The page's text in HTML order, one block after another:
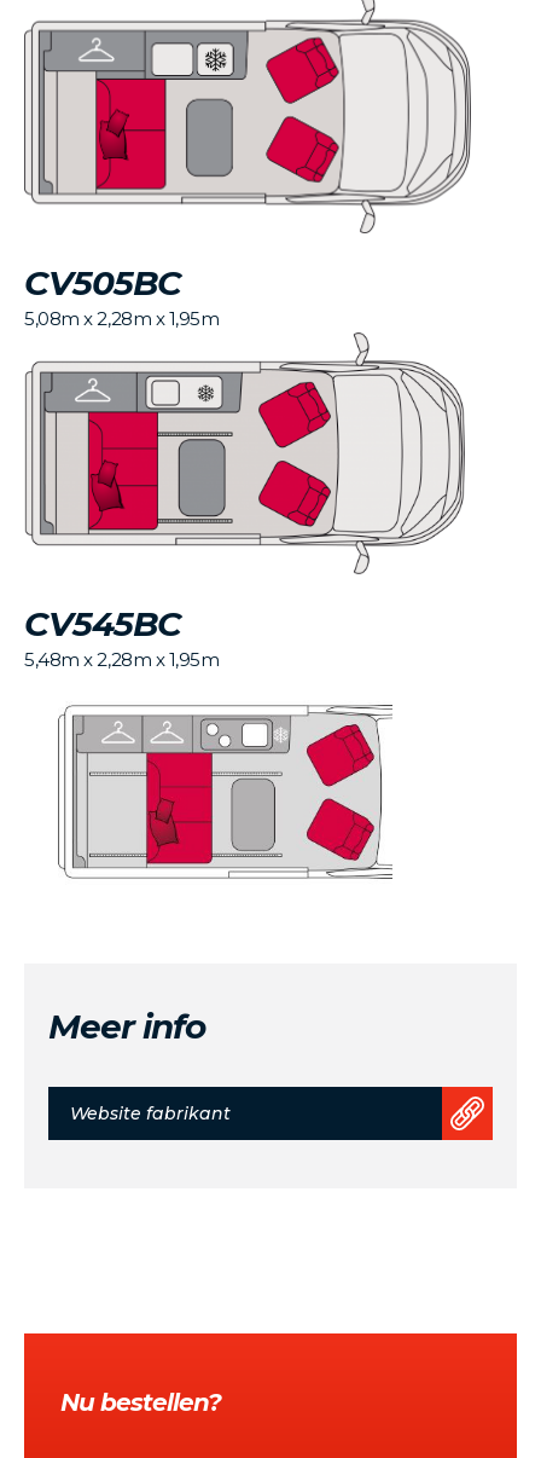
CV505BC
5,08m x 2,28m x 1,95m
CV545BC
5,48m x 2,28m x 1,95m
Meer info
Website fabrikant
Nu bestellen?